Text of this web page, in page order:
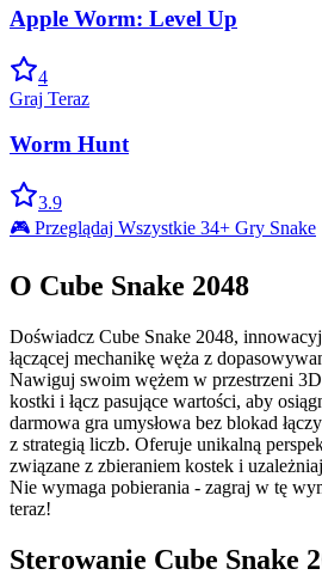
Apple Worm: Level Up
4
Graj Teraz
Worm Hunt
3.9
🎮 Przeglądaj Wszystkie 34+ Gry Snake
O Cube Snake 2048
Doświadcz Cube Snake 2048,
łączącej mechanikę węża z
Nawiguj swoim wężem w przestrzeni
kostki i łącz pasujące wartości, aby
darmowa gra umysłowa bez blokad
z strategią liczb. Oferuje unikalną
związane z zbieraniem kostek i
Nie wymaga pobierania - zagraj w tę
teraz!
Sterowanie Cube Snake